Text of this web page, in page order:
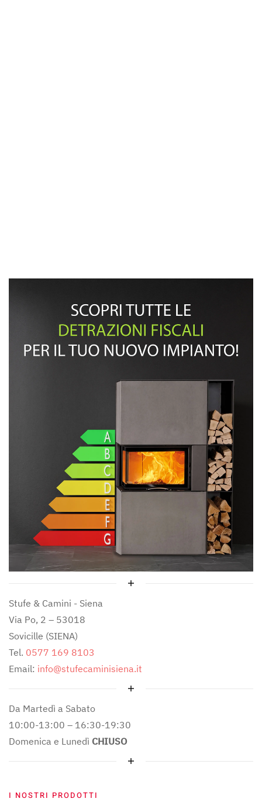
Stufe & Camini - Siena
Via Po, 2 – 53018
Sovicille (SIENA)
Tel. 0577 169 8103
Email: info@stufecaminisiena.it
Da Martedì a Sabato
10:00-13:00 – 16:30-19:30
Domenica e Lunedì CHIUSO
I NOSTRI PRODOTTI